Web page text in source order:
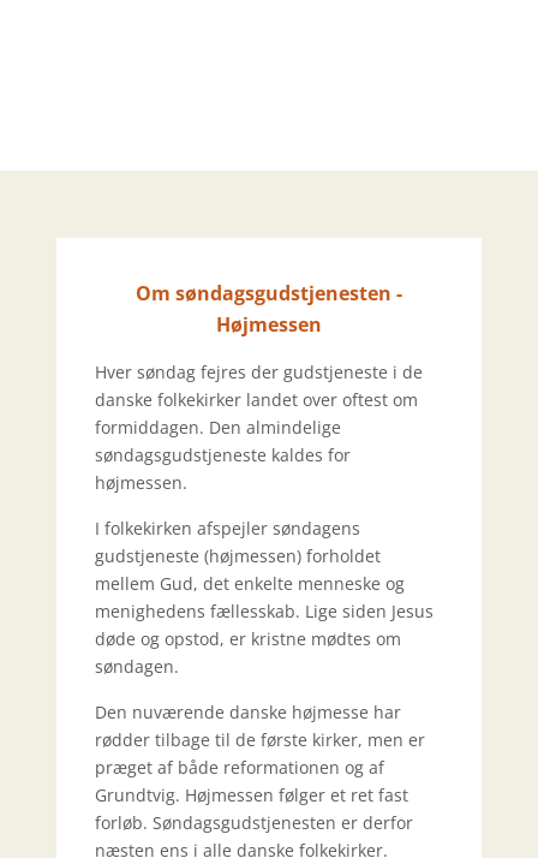
Om søndagsgudstjenesten -
Højmessen
Hver søndag fejres der gudstjeneste i de
danske folkekirker landet over oftest om
formiddagen. Den almindelige
søndagsgudstjeneste kaldes for
højmessen.
I folkekirken afspejler søndagens
gudstjeneste (højmessen) forholdet
mellem Gud, det enkelte menneske og
menighedens fællesskab. Lige siden Jesus
døde og opstod, er kristne mødtes om
søndagen.
Den nuværende danske højmesse har
rødder tilbage til de første kirker, men er
præget af både reformationen og af
Grundtvig. Højmessen følger et ret fast
forløb. Søndagsgudstjenesten er derfor
næsten ens i alle danske folkekirker.